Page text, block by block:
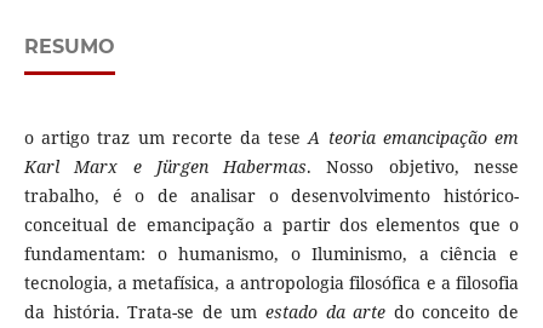
RESUMO
o artigo traz um recorte da teseA teoria emancipação em
Karl Marx e Jürgen Habermas. Nosso objetivo, nesse
trabalho, é o de analisar o desenvolvimento histórico-
conceitual de emancipação a partir dos elementos que o
fundamentam: o humanismo, o Iluminismo, a ciência e
tecnologia, a metafísica, a antropologia filosófica e a filosofia
da história. Trata-se de um estado da arte do conceito de